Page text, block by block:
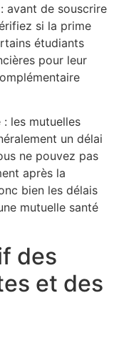
avant de souscrire
si la prime
étudiants
pour leur
les mutuelles
un délai
ne pouvez pas
après la
bien les délais
mutuelle santé
des
et des